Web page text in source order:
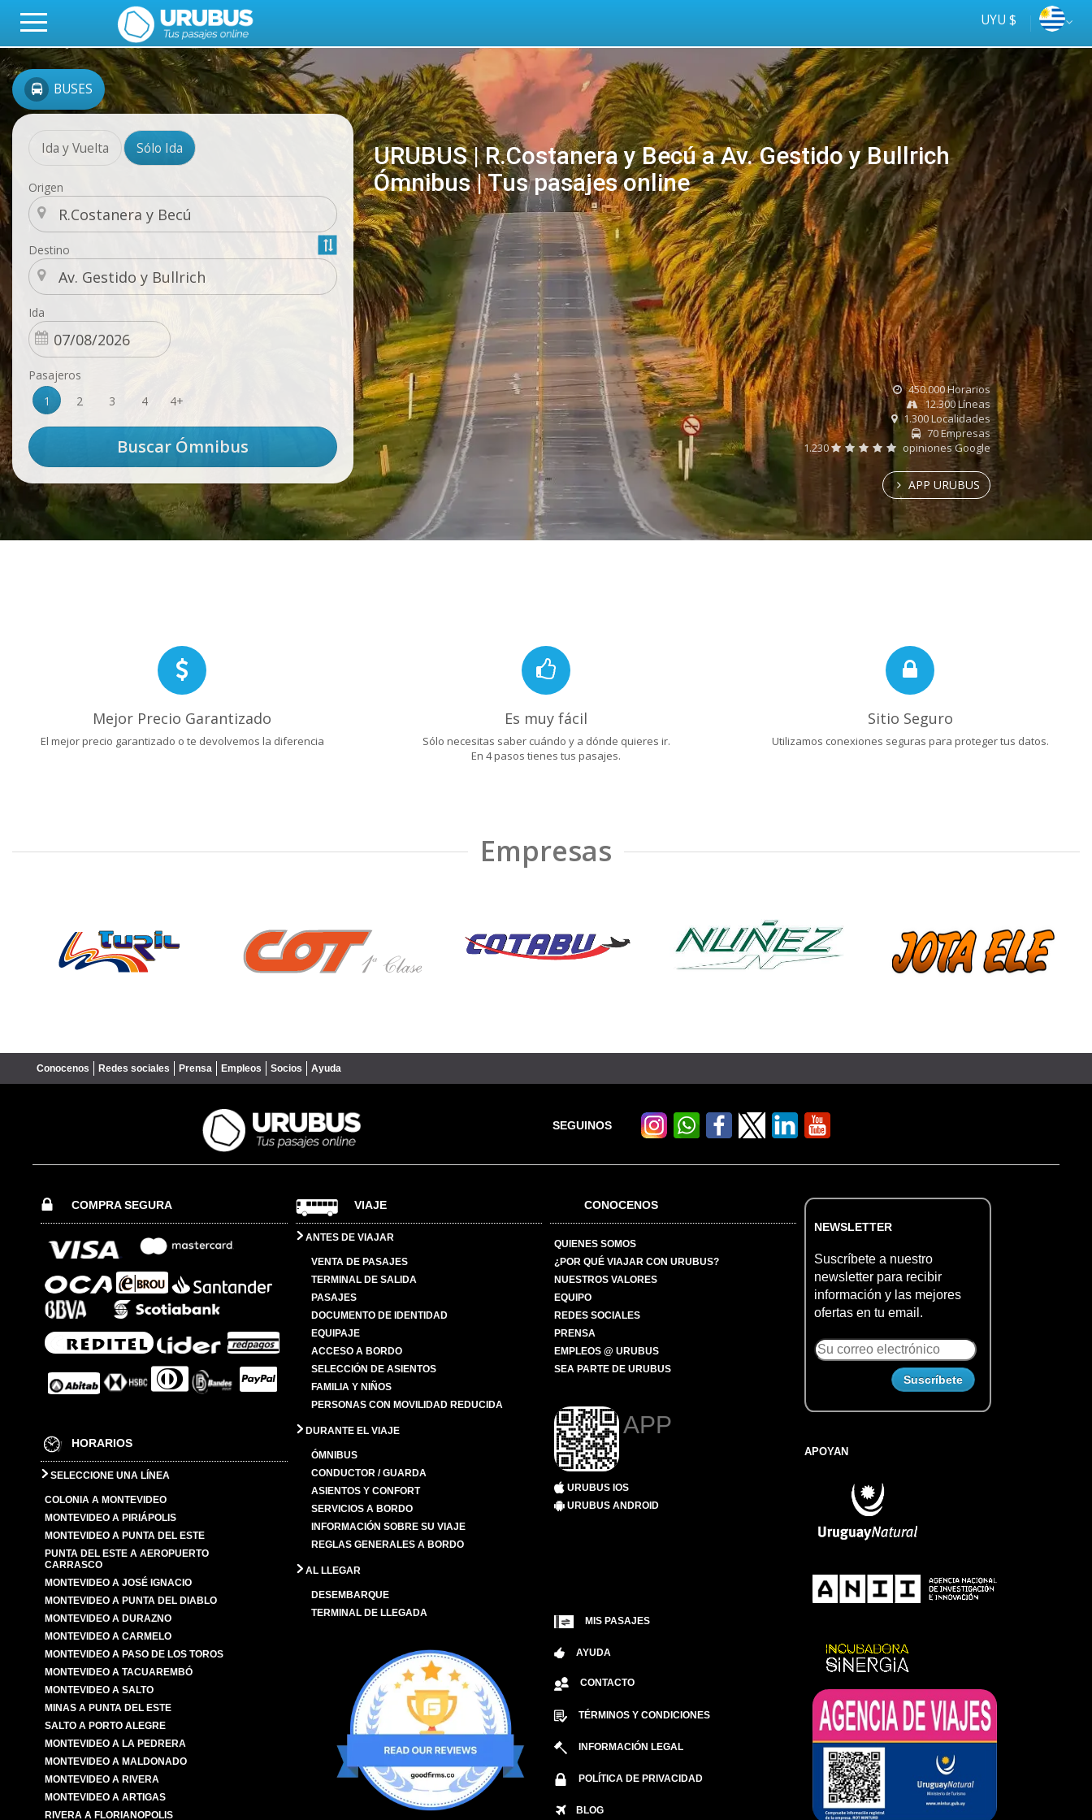
UYU $
BUSES
Ida y Vuelta Sólo Ida
Origen
Destino
Ida
Pasajeros
1
2 3 4 4+
URUBUS | R.Costanera y Becú a Av. Gestido y Bullrich
Ómnibus | Tus pasajes online
online
Tus
ómnibus
450.000 Horarios
12.300 Líneas
1.300 Localidades
70 Empresas
1.230
opiniones Google
APP URUBUS
Mejor Precio Garantizado
El mejor precio garantizado o te devolvemos la diferencia
Es muy fácil
Sólo necesitas saber cuándo y a dónde quieres ir.
En 4 pasos tienes tus pasajes.
Sitio Seguro
Utilizamos conexiones seguras para proteger tus datos.
Empresas
Conocenos Redes sociales Prensa Empleos Socios Ayuda
SEGUINOS
COMPRA SEGURA
HORARIOS
SELECCIONE UNA LÍNEA
COLONIA A MONTEVIDEO
MONTEVIDEO A PIRIÁPOLIS
MONTEVIDEO A PUNTA DEL ESTE
PUNTA DEL ESTE A AEROPUERTO
CARRASCO
MONTEVIDEO A JOSÉ IGNACIO
MONTEVIDEO A PUNTA DEL DIABLO
MONTEVIDEO A DURAZNO
MONTEVIDEO A CARMELO
MONTEVIDEO A PASO DE LOS TOROS
MONTEVIDEO A TACUAREMBÓ
MONTEVIDEO A SALTO
MINAS A PUNTA DEL ESTE
SALTO A PORTO ALEGRE
MONTEVIDEO A LA PEDRERA
MONTEVIDEO A MALDONADO
MONTEVIDEO A RIVERA
MONTEVIDEO A ARTIGAS
RIVERA A FLORIANOPOLIS
VIAJE
ANTES DE VIAJAR
VENTA DE PASAJES
TERMINAL DE SALIDA
PASAJES
DOCUMENTO DE IDENTIDAD
EQUIPAJE
ACCESO A BORDO
SELECCIÓN DE ASIENTOS
FAMILIA Y NIÑOS
PERSONAS CON MOVILIDAD REDUCIDA
DURANTE EL VIAJE
ÓMNIBUS
CONDUCTOR / GUARDA
ASIENTOS Y CONFORT
SERVICIOS A BORDO
INFORMACIÓN SOBRE SU VIAJE
REGLAS GENERALES A BORDO
AL LLEGAR
DESEMBARQUE
TERMINAL DE LLEGADA
CONOCENOS
QUIENES SOMOS
¿POR QUÉ VIAJAR CON URUBUS?
NUESTROS VALORES
EQUIPO
REDES SOCIALES
PRENSA
EMPLEOS @ URUBUS
SEA PARTE DE URUBUS
APP
URUBUS IOS
URUBUS ANDROID
MIS PASAJES
AYUDA
CONTACTO
TÉRMINOS Y CONDICIONES
INFORMACIÓN LEGAL
POLÍTICA DE PRIVACIDAD
BLOG
NEWSLETTER
Suscríbete a nuestro
newsletter para recibir
información y las mejores
ofertas en tu email.
APOYAN